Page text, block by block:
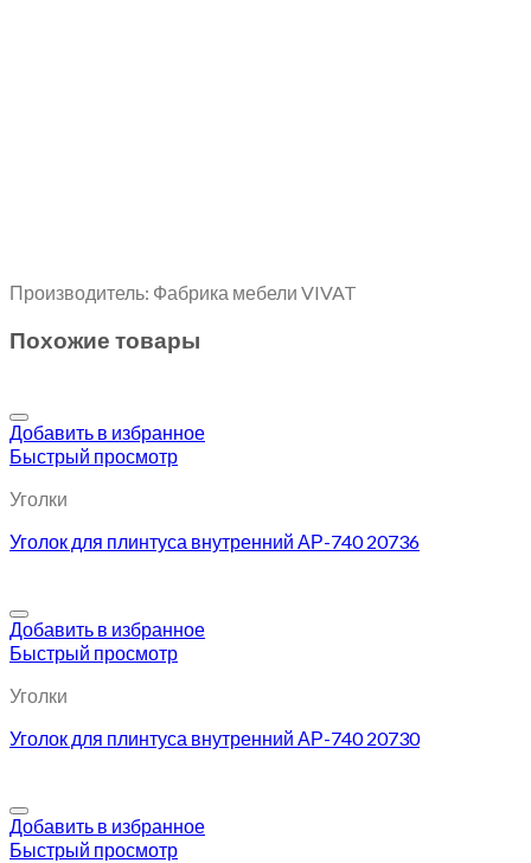
Производитель: Фабрика мебели VIVAT
Похожие товары
Добавить в избранное
Быстрый просмотр
Уголки
Уголок для плинтуса внутренний АР-740 20736
Добавить в избранное
Быстрый просмотр
Уголки
Уголок для плинтуса внутренний АР-740 20730
Добавить в избранное
Быстрый просмотр